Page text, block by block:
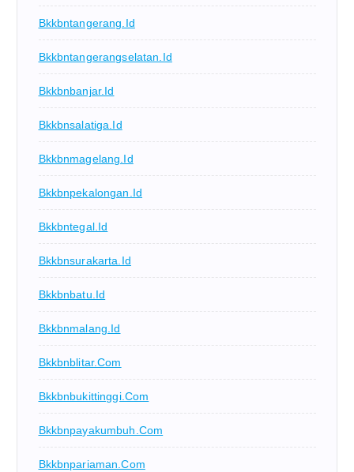
Bkkbntangerang.id
Bkkbntangerangselatan.id
Bkkbnbanjar.id
Bkkbnsalatiga.id
Bkkbnmagelang.id
Bkkbnpekalongan.id
Bkkbntegal.id
Bkkbnsurakarta.id
Bkkbnbatu.id
Bkkbnmalang.id
Bkkbnblitar.com
Bkkbnbukittinggi.com
Bkkbnpayakumbuh.com
Bkkbnpariaman.com